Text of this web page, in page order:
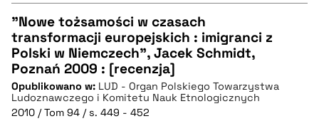
pobierz cytat
CZYSTY TEKST
pobierz cytat
"Nowe tożsamości w czasach
transformacji europejskich : imigranci z
Polski w Niemczech", Jacek Schmidt,
Poznań 2009 : [recenzja]
Opublikowano w: LUD - Organ Polskiego Towarzystwa
Ludoznawczego i Komitetu Nauk Etnologicznych
2010 / Tom 94 / s. 449 - 452